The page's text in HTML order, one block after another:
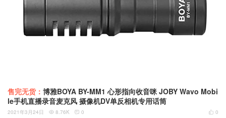
售完无货： 博雅BOYA BY-MM1 心形指向收音咪 JOBY Wavo Mobi
le手机直播录音麦克风 摄像机DV单反相机专用话筒
 0
2021年3月24日  8.76K  0